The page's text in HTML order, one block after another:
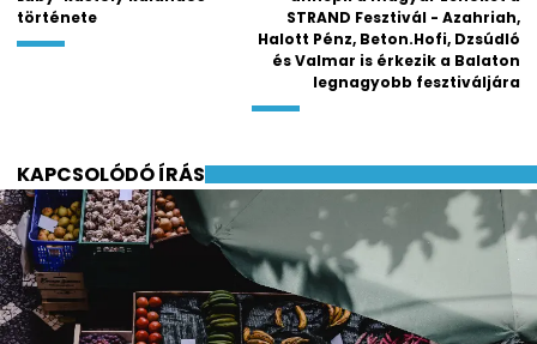
története
STRAND Fesztivál - Azahriah,
Halott Pénz, Beton.Hofi, Dzsúdló
és Valmar is érkezik a Balaton
legnagyobb fesztiváljára
KAPCSOLÓDÓ ÍRÁS